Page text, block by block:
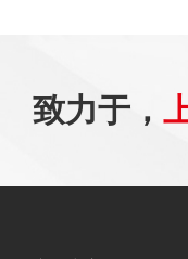
致力于，